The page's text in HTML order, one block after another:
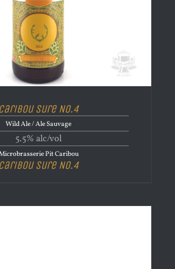
Caribou Sure No.4
Wild Ale / Ale Sauvage
5.5% alc/vol
Pit Caribou
Caribou Sure No.4